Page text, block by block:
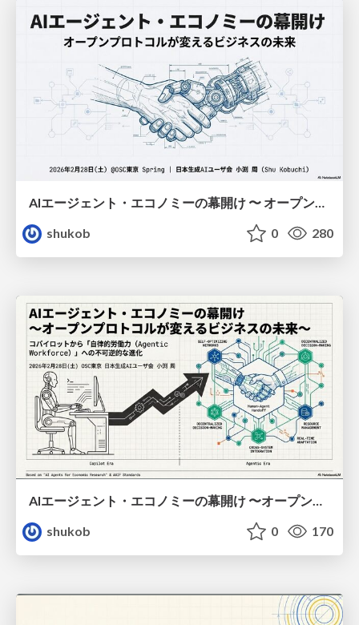
AIエージェント・エコノミーの幕開け 〜 オープンプロトコルが変えるビジネスの未来 〜
shukob
0 280
AIエージェント・エコノミーの幕開け 〜オープンプロトコルが変えるビジネスの未来〜
shukob
0 170